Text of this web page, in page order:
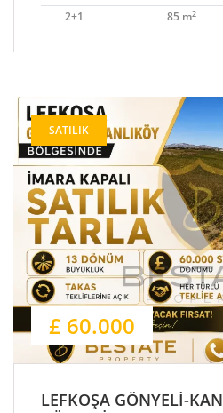
2+1 85 m2
SATILIK
£ 60.000
LEFKOŞA GÖNYELİ-